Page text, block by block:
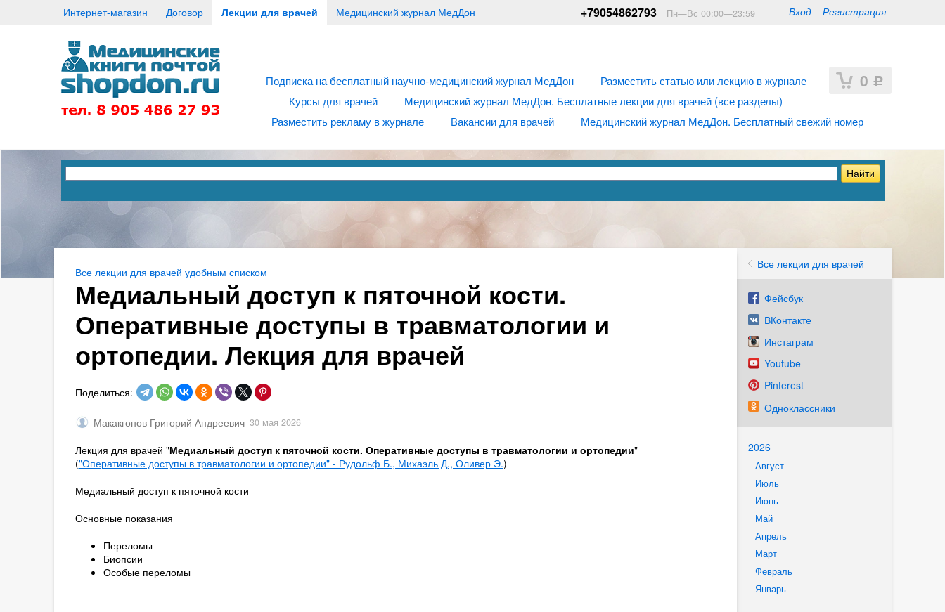
Интернет-магазин Договор Лекции для врачей Медицинский журнал МедДон Вход Регистрация
+79054862793 Пн—Вс 00:00—23:59
0 Р
Подписка на бесплатный научно-медицинский журнал МедДон
Разместить статью или лекцию в журнале
Курсы для врачей
Медицинский журнал МедДон. Бесплатные лекции для врачей (все разделы)
Разместить рекламу в журнале
Вакансии для врачей Медицинский журнал МедДон. Бесплатный свежий номер
Все лекции для врачей
Фейсбук
ВКонтакте
Инстаграм
Youtube
Pinterest
Одноклассники
2026
Август
Июль
Июнь
Май
Апрель
Март
Февраль
Январь
Все лекции для врачей удобным списком
Медиальный доступ к пяточной кости.
Оперативные доступы в травматологии и
ортопедии. Лекция для врачей
Поделиться:
Макакгонов Григорий Андреевич 30 мая 2026
Лекция для врачей "Медиальный доступ к пяточной кости. Оперативные доступы в травматологии и ортопедии"
("Оперативные доступы в травматологии и ортопедии" - Рудольф Б., Михаэль Д., Оливер Э.)
Медиальный доступ к пяточной кости
Основные показания
Переломы
Биопсии
Особые переломы